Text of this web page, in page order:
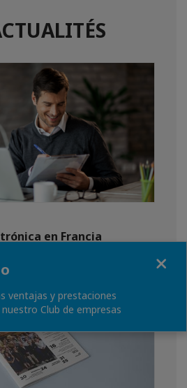
en Francia
ventajas y prestaciones
Club de empresas